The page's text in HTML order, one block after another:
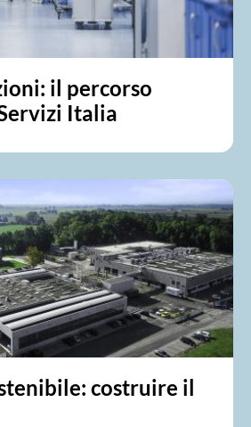
il percorso
Italia
costruire il